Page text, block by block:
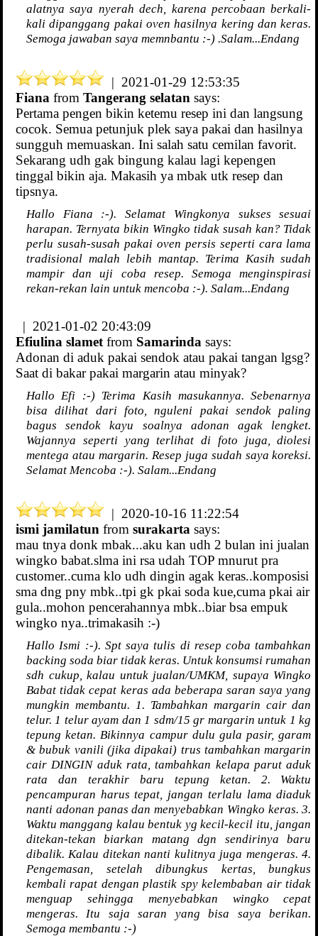
alatnya saya nyerah dech, karena percobaan berkali-
kali dipanggang pakai oven hasilnya kering dan keras.
Semoga jawaban saya memnbantu :-) .Salam...Endang
| 2021-01-29 12:53:35
Fiana from Tangerang selatan says:
Pertama pengen bikin ketemu resep ini dan langsung
cocok. Semua petunjuk plek saya pakai dan hasilnya
sungguh memuaskan. Ini salah satu cemilan favorit.
Sekarang udh gak bingung kalau lagi kepengen
tinggal bikin aja. Makasih ya mbak utk resep dan
tipsnya.
Hallo Fiana :-). Selamat Wingkonya sukses sesuai
harapan. Ternyata bikin Wingko tidak susah kan? Tidak
perlu susah-susah pakai oven persis seperti cara lama
tradisional malah lebih mantap. Terima Kasih sudah
mampir dan uji coba resep. Semoga menginspirasi
rekan-rekan lain untuk mencoba :-). Salam...Endang
| 2021-01-02 20:43:09
Efiulina slamet from Samarinda says:
Adonan di aduk pakai sendok atau pakai tangan lgsg?
Saat di bakar pakai margarin atau minyak?
Hallo Efi :-) Terima Kasih masukannya. Sebenarnya
bisa dilihat dari foto, nguleni pakai sendok paling
bagus sendok kayu soalnya adonan agak lengket.
Wajannya seperti yang terlihat di foto juga, diolesi
mentega atau margarin. Resep juga sudah saya koreksi.
Selamat Mencoba :-). Salam...Endang
| 2020-10-16 11:22:54
ismi jamilatun from surakarta says:
mau tnya donk mbak...aku kan udh 2 bulan ini jualan
wingko babat.slma ini rsa udah TOP mnurut pra
customer..cuma klo udh dingin agak keras..komposisi
sma dng pny mbk..tpi gk pkai soda kue,cuma pkai air
gula..mohon pencerahannya mbk..biar bsa empuk
wingko nya..trimakasih :-)
Hallo Ismi :-). Spt saya tulis di resep coba tambahkan
backing soda biar tidak keras. Untuk konsumsi rumahan
sdh cukup, kalau untuk jualan/UMKM, supaya Wingko
Babat tidak cepat keras ada beberapa saran saya yang
mungkin membantu. 1. Tambahkan margarin cair dan
telur. 1 telur ayam dan 1 sdm/15 gr margarin untuk 1 kg
tepung ketan. Bikinnya campur dulu gula pasir, garam
& bubuk vanili (jika dipakai) trus tambahkan margarin
cair DINGIN aduk rata, tambahkan kelapa parut aduk
rata dan terakhir baru tepung ketan. 2. Waktu
pencampuran harus tepat, jangan terlalu lama diaduk
nanti adonan panas dan menyebabkan Wingko keras. 3.
Waktu manggang kalau bentuk yg kecil-kecil itu, jangan
ditekan-tekan biarkan matang dgn sendirinya baru
dibalik. Kalau ditekan nanti kulitnya juga mengeras. 4.
Pengemasan, setelah dibungkus kertas, bungkus
kembali rapat dengan plastik spy kelembaban air tidak
menguap sehingga menyebabkan wingko cepat
mengeras. Itu saja saran yang bisa saya berikan.
Semoga membantu :-)